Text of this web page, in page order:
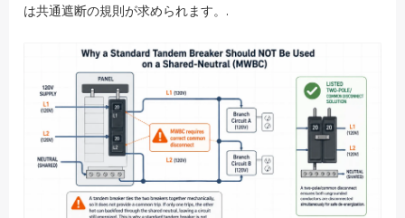
は共通遮断の規則が求められます。.